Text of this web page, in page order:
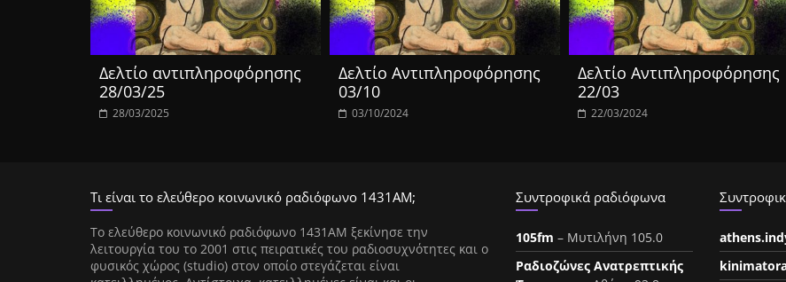
Δελτίο αντιπληροφόρησης
28/03/25
28/03/2025
Δελτίο Αντιπληροφόρησης
03/10
03/10/2024
Δελτίο Αντιπληροφόρησης
22/03
22/03/2024
Τι είναι το ελεύθερο κοινωνικό ραδιόφωνο 1431ΑΜ;
Tο ελεύθερο κοινωνικό ραδιόφωνο 1431AM ξεκίνησε την
λειτουργία του το 2001 στις πειρατικές του ραδιοσυχνότητες και ο
φυσικός χώρος (studio) στον οποίο στεγάζεται είναι
Συντροφικά ραδιόφωνα
105fm – Μυτιλήνη 105.0
Ραδιοζώνες Ανατρεπτικής